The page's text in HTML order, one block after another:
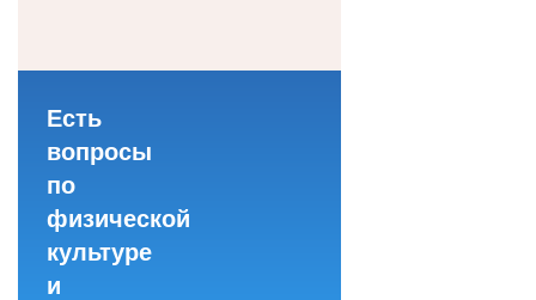
Есть
вопросы
по
физической
культуре
и